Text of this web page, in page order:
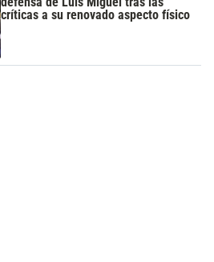
críticas a su renovado aspecto físico